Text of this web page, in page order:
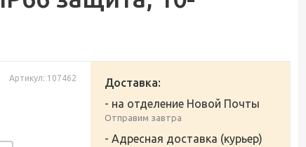
Артикул: 107462
Доставка:
- на отделение Новой Почты
Отправим завтра
- Адресная доставка (курьер)